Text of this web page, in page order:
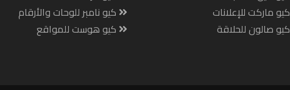
كيو ماركت للإعلانات
كيو صالون للحلاقة
كيو نامبر للوحات والأرقام
كيو هوست للمواقع